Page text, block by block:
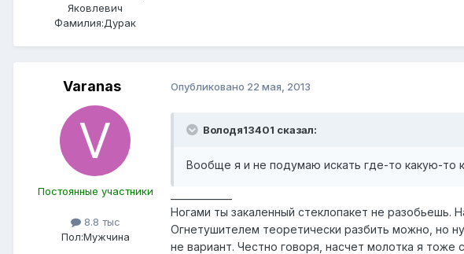
Яковлевич
Фамилия:Дурак
Varanas
Постоянные участники
8.8 тыс
Пол:Мужчина
Опубликовано 22 мая, 2013
Володя13401 сказал:
Вообще я и не подумаю искать где-то какую-то
Ногами ты закаленный стеклопакет не разобьешь.
Огнетушителем теоретически разбить можно, но
не вариант. Честно говоря, насчет молотка я